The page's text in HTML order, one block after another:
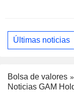
Últimas noticias
Bolsa de valores
Noticias GAM